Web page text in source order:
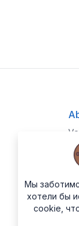
Мы
хотели бы
cookie,